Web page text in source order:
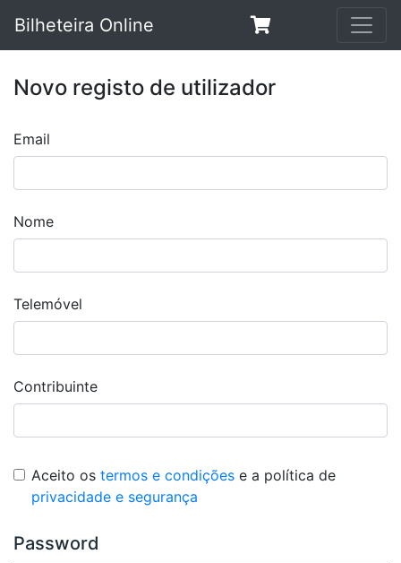
Bilheteira Online
Novo registo de utilizador
Email
Nome
Telemóvel
Contribuinte
Aceito os termos e condições e a política de
privacidade e segurança
Password